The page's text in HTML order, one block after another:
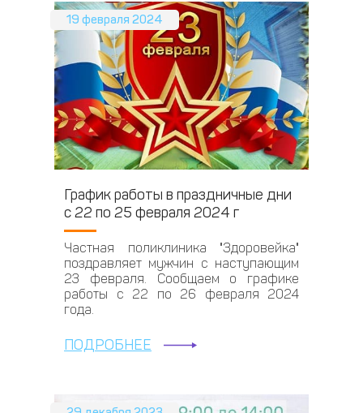
19 февраля 2024
График работы в праздничные дни
с 22 по 25 февраля 2024 г
Частная поликлиника "Здоровейка"
поздравляет мужчин с наступающим
23 февраля. Сообщаем о графике
работы с 22 по 26 февраля 2024
года.
ПОДРОБНЕЕ